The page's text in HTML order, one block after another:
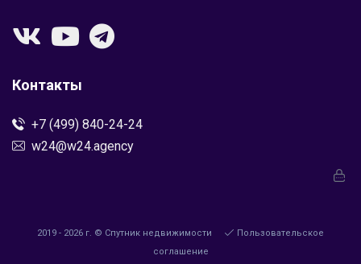
Контакты
+7 (499) 840-24-24
w24@w24.agency
2019 - 2026 г. © Спутник недвижимости
Пользовательское
соглашение